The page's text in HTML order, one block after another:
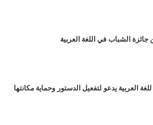
جائزة الشباب في اللغة العربية
العربية يدعو لتفعيل الدستور وحماية مكانتها